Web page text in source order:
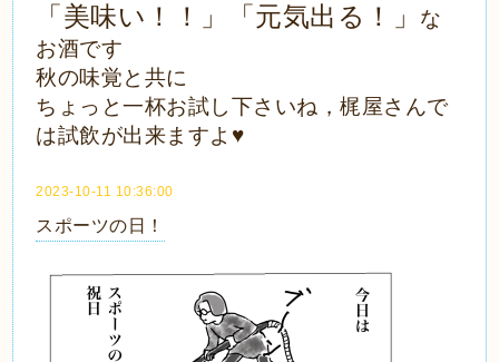
「美味い！！」「元気出る！」
な
お酒です
秋の味覚と共に
ちょっと一杯お試し下さいね，梶屋さんで
は試飲が出来ますよ♥
2023-10-11 10:36:00
スポーツの日！